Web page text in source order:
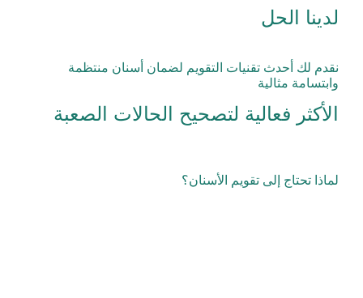
لدينا الحل
نقدم لك أحدث تقنيات التقويم لضمان أسنان منتظمة
وابتسامة مثالية
الأكثر فعالية لتصحيح الحالات الصعبة
لماذا تحتاج إلى تقويم الأسنان؟